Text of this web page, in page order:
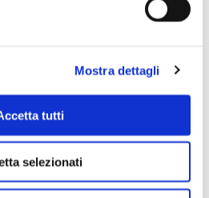
Mostra dettagli
tutti
selezionati